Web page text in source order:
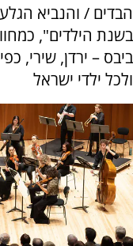
הבדים / והנביא
בשנת הילדים",
ביבס – ירדן, שירי,
ולכל ילדי ישראל